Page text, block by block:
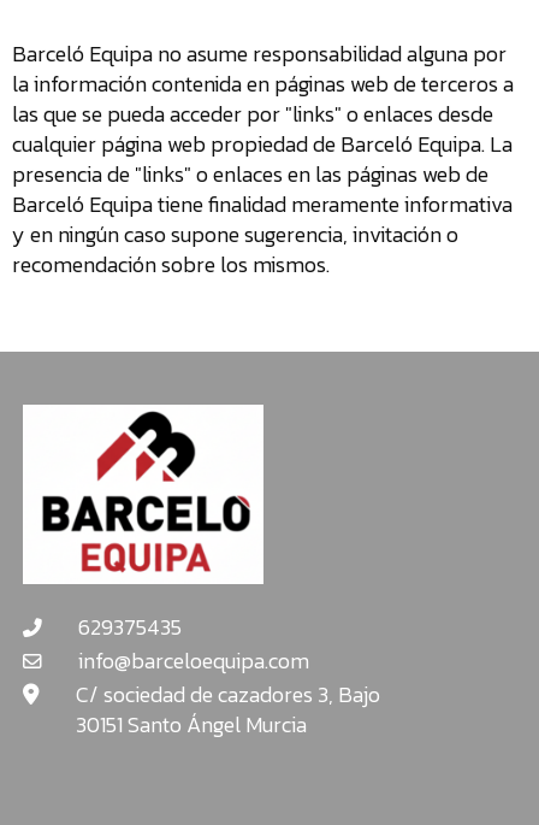
Barceló Equipa no asume responsabilidad alguna por
la información contenida en páginas web de terceros a
las que se pueda acceder por "links" o enlaces desde
cualquier página web propiedad de Barceló Equipa. La
presencia de "links" o enlaces en las páginas web de
Barceló Equipa tiene finalidad meramente informativa
y en ningún caso supone sugerencia, invitación o
recomendación sobre los mismos.
629375435
info@barceloequipa.com
C/ sociedad de cazadores 3, Bajo
30151 Santo Ángel Murcia